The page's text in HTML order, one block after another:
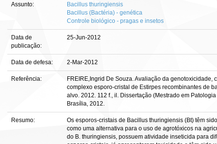
Assunto:
Bacillus thuringiensis
Bacillus (Bactéria) - genética
Controle biológico - pragas e insetos
Data de
publicação:
25-Jun-2012
Data de defesa: 2-Mar-2012
Referência:
FREIRE,Ingrid De Souza. Avaliação da genotoxicidade,
complexo esporo-cristal de Estirpes recombinantes de
alvo. 2012. 112 f., il. Dissertação (Mestrado em
Brasília, 2012.
Resumo:
Os esporos-cristais de Bacillus thuringiensis (Bt) têm
como uma alternativa para o uso de agrotóxicos na
do B. thuringiensis, possuem atividade inseticida para